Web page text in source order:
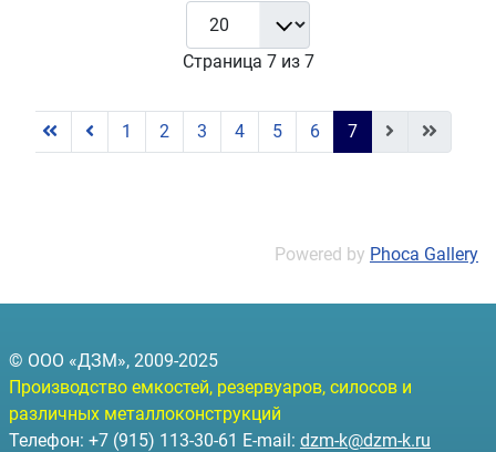
Страница 7 из 7
1 2 3 4 5 6 7
Powered by Phoca Gallery
© ООО «ДЗМ», 2009-2025
Производство емкостей, резервуаров, силосов и
различных металлоконструкций
Телефон: +7 (915) 113-30-61 E-mail: dzm-k@dzm-k.ru